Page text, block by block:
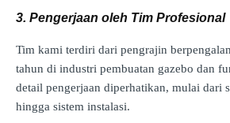
3. Pengerjaan oleh Tim Profesional
Tim kami terdiri dari pengrajin
tahun di industri pembuatan gazebo dan
detail pengerjaan diperhatikan, mulai dari
hingga sistem instalasi.